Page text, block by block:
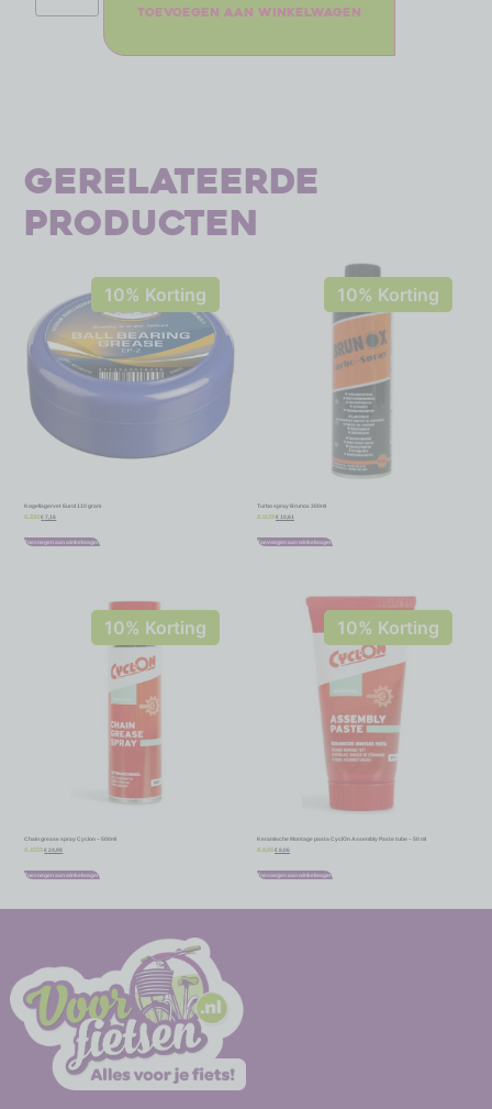
Toevoegen aan winkelwagen
Gerelateerde
producten
10% Korting
Kogellagervet Eurol 110 gram
€ 7,95 € 7,16
Toevoegen aan winkelwagen
10% Korting
Turbo spray Brunox 300ml
€ 11,79 € 10,61
Toevoegen aan winkelwagen
10% Korting
Chain grease spray Cyclon – 500ml
€ 27,75 € 24,98
Toevoegen aan winkelwagen
10% Korting
Keramische Montage pasta CyclOn Assembly Paste tube – 50 ml
€ € 8,06
Toevoegen aan winkelwagen